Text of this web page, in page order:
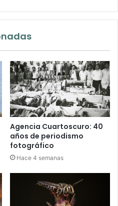
Agencia Cuartoscuro: 40
años de periodismo
fotográfico
Hace 4 semanas